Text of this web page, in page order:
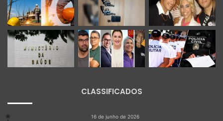
CLASSIFICADOS
16 de junho de 2026